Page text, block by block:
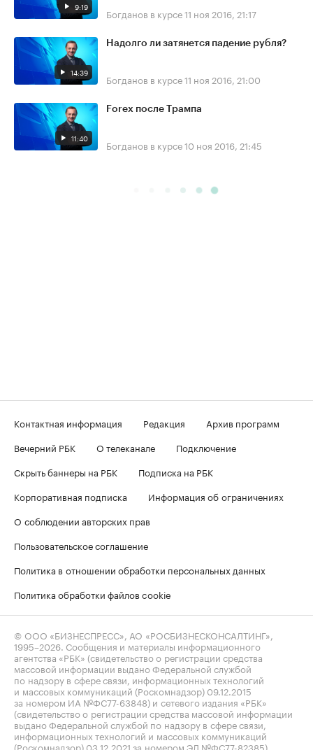
9:19 Богданов в курсе11 ноя 2016, 21:17
14:39
Надолго ли затянется падение рубля?
Богданов в курсе11 ноя 2016, 21:00
11:40
Forex после Трампа
Богданов в курсе10 ноя 2016, 21:45
Контактная информация Редакция
Архив программ
Вечерний РБК
О телеканале
Подключение
Скрыть баннеры на РБК
Подписка на РБК
Корпоративная подписка
Информация об ограничениях
О соблюдении авторских прав
Пользовательское соглашение
Политика в отношении обработки персональных данных
Политика обработки файлов cookie
© ООО «БИЗНЕСПРЕСС», АО «РОСБИЗНЕСКОНСАЛТИНГ»,
1995–2026 . Сообщения и материалы информационного
агентства «РБК» (свидетельство о регистрации средства
массовой информации выдано Федеральной службой
по надзору в сфере связи, информационных технологий
и массовых коммуникаций (Роскомнадзор) 09.12.2015
за номером ИА №ФС77-63848) и сетевого издания «РБК»
(свидетельство о регистрации средства массовой информации
выдано Федеральной службой по надзору в сфере связи,
информационных технологий и массовых коммуникаций
(Роскомнадзор) 03.12.2021 за номером ЭЛ №ФС77-82385)